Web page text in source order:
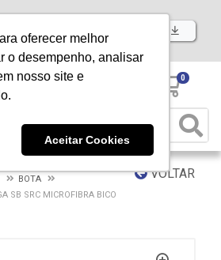
oferecer melhor
o desempenho, analisar
nosso site e
Aceitar Cookies
Baixe já nosso APP
0
VOLTAR
BOTA
SB SRC MICROFIBRA BICO